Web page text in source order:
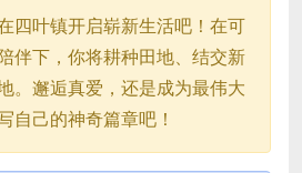
四叶镇开启崭新生活吧！在可
伴下，你将耕种田地、结交新
。邂逅真爱，还是成为最伟大
自己的神奇篇章吧！